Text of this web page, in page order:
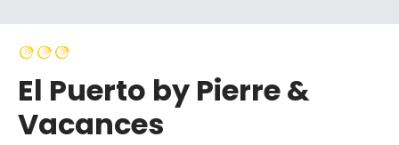
El Puerto by Pierre &
Vacances